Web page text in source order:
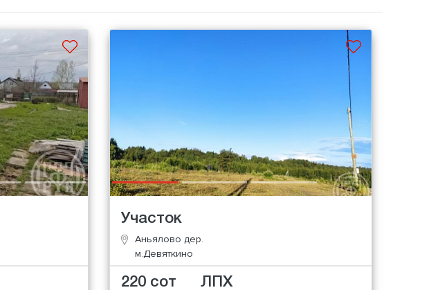
Участок
Аньялово дер.
м.Девяткино
220 сот ЛПХ